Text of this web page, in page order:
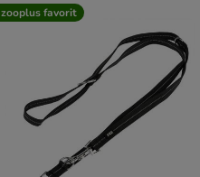
zooplus favorit